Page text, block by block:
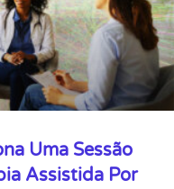
Uma Sessão
Assistida Por